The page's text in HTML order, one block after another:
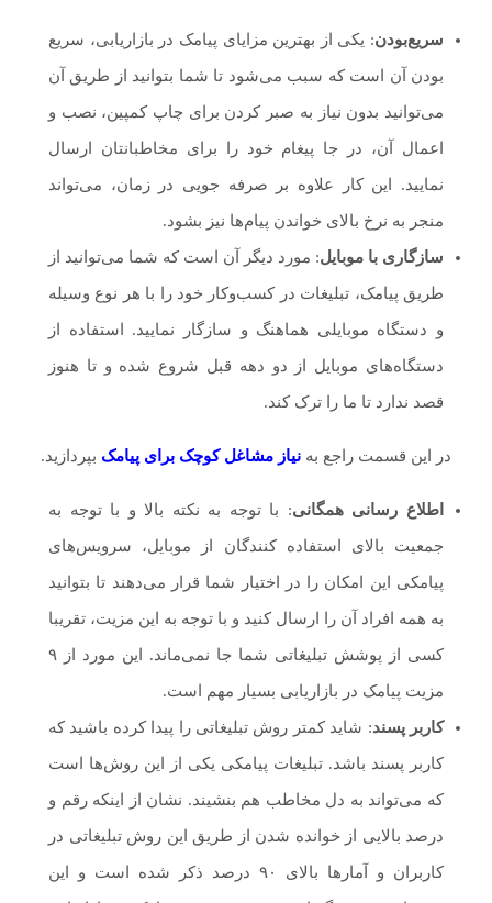
سریع‌بودن: یکی از بهترین مزایای پیامک در بازاریابی، سریع
بودن آن است که سبب می‌شود تا شما بتوانید از طریق آن
می‌توانید بدون نیاز به صبر کردن برای چاپ کمپین، نصب و
اعمال آن، در جا پیغام خود را برای مخاطبانتان ارسال
نمایید. این کار علاوه بر صرفه جویی در زمان، می‌تواند
منجر به نرخ بالای خواندن پیام‌ها نیز بشود.
سازگاری با موبایل: مورد دیگر آن است که شما می‌توانید از
طریق پیامک، تبلیغات در کسب‌و‌کار خود را با هر نوع وسیله‌
و دستگاه موبایلی هماهنگ و سازگار نمایید. استفاده از
دستگاه‌های موبایل از دو دهه قبل شروع شده و تا هنوز
قصد ندارد تا ما را ترک کند.
در این قسمت راجع به نیاز مشاغل کوچک برای پیامک بپردازید.
اطلاع رسانی همگانی: با توجه به نکته بالا و با توجه به
جمعیت بالای استفاده کنندگان از موبایل، سرویس‌های
پیامکی این امکان را در اختیار شما قرار می‌دهند تا بتوانید
به همه افراد آن را ارسال کنید و با توجه به این مزیت، تقریبا
کسی از پوشش تبلیغاتی شما جا نمی‌ماند. این مورد از ۹
مزیت پیامک در بازاریابی بسیار مهم است.
کاربر پسند: شاید کمتر روش تبلیغاتی را پیدا کرده باشید که
کاربر پسند باشد. تبلیغات پیامکی یکی از این روش‌ها است
که می‌تواند به دل مخاطب هم بنشیند. نشان از اینکه رقم و
درصد بالایی از خوانده شدن از طریق این روش تبلیغاتی در
کاربران و آمارها بالای ۹۰ درصد ذکر شده است و این